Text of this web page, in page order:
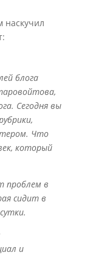
наскучил
блога
Сегодня вы
Что
который
проблем в
сидит в
и